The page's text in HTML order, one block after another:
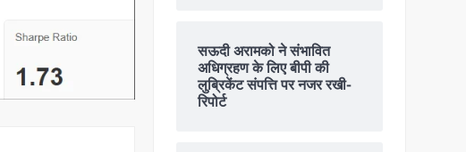
सऊदी अरामको ने संभावित
अधिग्रहण के लिए बीपी की
लुब्रिकेंट संपत्ति पर नजर रखी-
रिपोर्ट